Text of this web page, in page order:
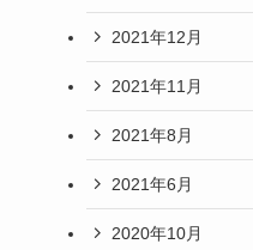
2021年12月
2021年11月
2021年8月
2021年6月
2020年10月